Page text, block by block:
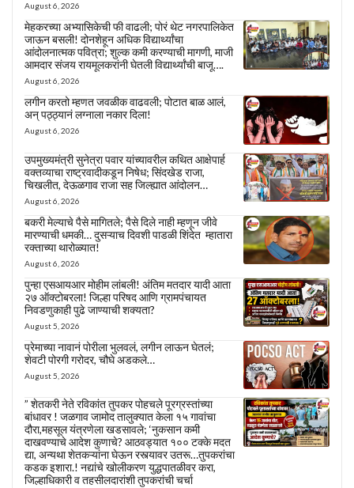
August 6, 2026
मेहकरच्या अभ्यासिकेची फी वाढली; पोरं थेट नगरपालिकेत
जाऊन बसली! दोनशेहून अधिक विद्यार्थ्यांचा
आंदोलनात्मक पवित्रा; शुल्क कमी करण्याची मागणी, माजी
आमदार संजय रायमूलकरांनी घेतली विद्यार्थ्यांची बाजू….
August 6, 2026
लगीन करतो म्हणत जवळीक वाढवली; पोटात बाळ आलं,
अन् पठ्ठ्यानं लग्नाला नकार दिला!
August 6, 2026
उपमुख्यमंत्री सुनेत्रा पवार यांच्यावरील कथित आक्षेपार्ह
वक्तव्याचा राष्ट्रवादीकडून निषेध; सिंदखेड राजा,
चिखलीत, देऊळगाव राजा सह जिल्ह्यात आंदोलन…
August 6, 2026
बकरी मेल्याचे पैसे मागितले; पैसे दिले नाही म्हणून जीवे
मारण्याची धमकी… दुसऱ्याच दिवशी पाडळी शिंदेत म्हातारा
रक्ताच्या थारोळ्यात!
August 6, 2026
पुन्हा एसआयआर मोहीम लांबली! अंतिम मतदार यादी आता
२७ ऑक्टोबरला! जिल्हा परिषद आणि ग्रामपंचायत
निवडणुकाही पुढे जाण्याची शक्यता?
August 5, 2026
प्रेमाच्या नावानं पोरीला भुलवलं, लगीन लाऊन घेतलं;
शेवटी पोरगी गरोदर, चौघे अडकले…
August 5, 2026
” शेतकरी नेते रविकांत तुपकर पोहचले पूरग्रस्तांच्या
बांधावर ! जळगाव जामोद तालुक्यात केला १५ गावांचा
दौरा,महसूल यंत्रणेला खडसावले; ‘नुकसान कमी
दाखवण्याचे आदेश कुणाचे? आठवड्यात १०० टक्के मदत
द्या, अन्यथा शेतकऱ्यांना घेऊन रस्त्यावर उतरू…तुपकरांचा
कडक इशारा.! नद्यांचे खोलीकरण युद्धपातळीवर करा,
जिल्हाधिकारी व तहसीलदारांशी तुपकरांची चर्चा